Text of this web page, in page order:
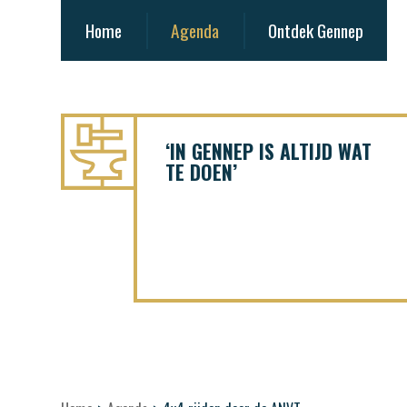
Home Agenda Ontdek Gennep
‘IN GENNEP IS ALTIJD WAT
TE DOEN’